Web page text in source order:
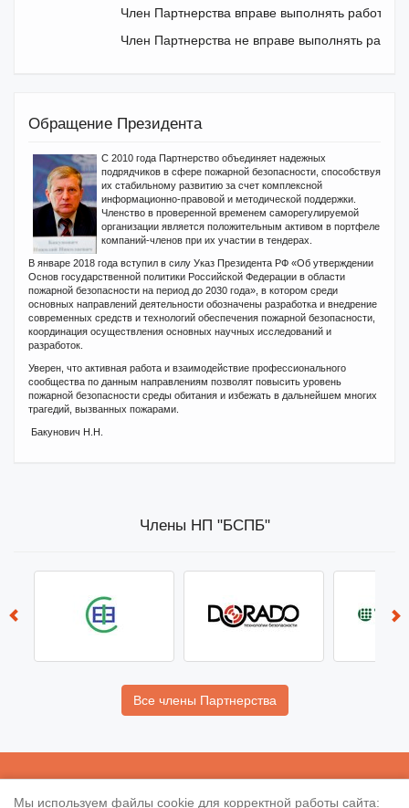
Член Партнерства вправе выполнять работы
Член Партнерства не вправе выполнять
Обращение Президента
С 2010 года Партнерство объединяет надежных
подрядчиков в сфере пожарной безопасности, способствуя
их стабильному развитию за счет комплексной
информационно-правовой и методической поддержки.
Членство в проверенной временем саморегулируемой
организации является положительным активом в портфеле
компаний-членов при их участии в тендерах.
В январе 2018 года вступил в силу Указ Президента РФ «Об утверждении
Основ государственной политики Российской Федерации в области
пожарной безопасности на период до 2030 года», в котором среди
основных направлений деятельности обозначены разработка и внедрение
современных средств и технологий обеспечения пожарной безопасности,
координация осуществления основных научных исследований и
разработок.
Уверен, что активная работа и взаимодействие профессионального
сообщества по данным направлениям позволят повысить уровень
пожарной безопасности среды обитания и избежать в дальнейшем многих
трагедий, вызванных пожарами.
Бакунович Н.Н.
Члены НП "БСПБ"
Все члены Партнерства
Мы используем файлы cookie для корректной работы сайта: